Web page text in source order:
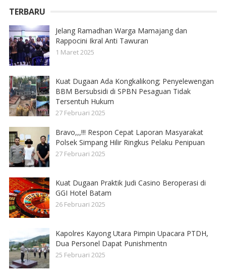
TERBARU
Jelang Ramadhan Warga Mamajang dan
Rappocini Ikral Anti Tawuran
1 Maret 2025
Kuat Dugaan Ada Kongkalikong; Penyelewengan
BBM Bersubsidi di SPBN Pesaguan Tidak
Tersentuh Hukum
27 Februari 2025
Bravo,,,!!! Respon Cepat Laporan Masyarakat
Polsek Simpang Hilir Ringkus Pelaku Penipuan
27 Februari 2025
Kuat Dugaan Praktik Judi Casino Beroperasi di
GGI Hotel Batam
26 Februari 2025
Kapolres Kayong Utara Pimpin Upacara PTDH,
Dua Personel Dapat Punishmentn
25 Februari 2025